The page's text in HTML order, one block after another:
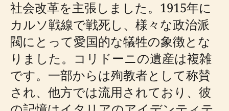
社会改革を主張しました。1915年に
カルソ戦線で戦死し、様々な政治派
閥にとって愛国的な犠牲の象徴とな
りました。コリドーニの遺産は複雑
です。一部からは殉教者として称賛
され、他方では流用されており、彼